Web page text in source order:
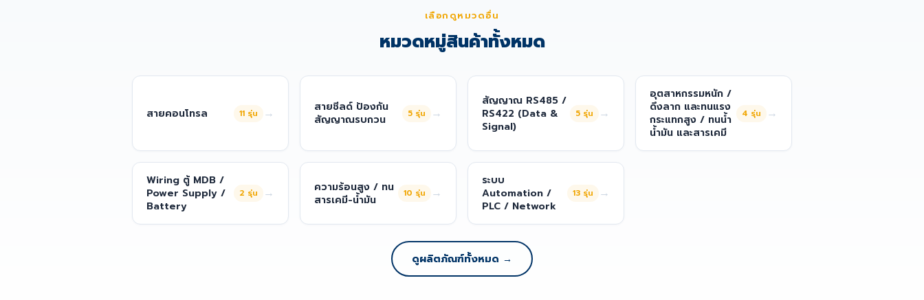
เลือกดูหมวดอื่น
หมวดหมู่สินค้าทั้งหมด
สายคอนโทรล 11 รุ่น →
สายชีลด์ ป้องกัน
สัญญาณรบกวน
5 รุ่น →
สัญญาณ RS485 /
RS422 (Data &
Signal)
5 รุ่น →
อุตสาหกรรมหนัก /
ดึงลาก และทนแรง
กระแทกสูง / ทนน้ำ
น้ำมัน และสารเคมี
4 รุ่น →
Wiring ตู้ MDB /
Power Supply /
Battery
2 รุ่น →
ความร้อนสูง / ทน
สารเคมี-น้ำมัน
10 รุ่น →
ระบบ
Automation /
PLC / Network
13 รุ่น →
ดูผลิตภัณฑ์ทั้งหมด →